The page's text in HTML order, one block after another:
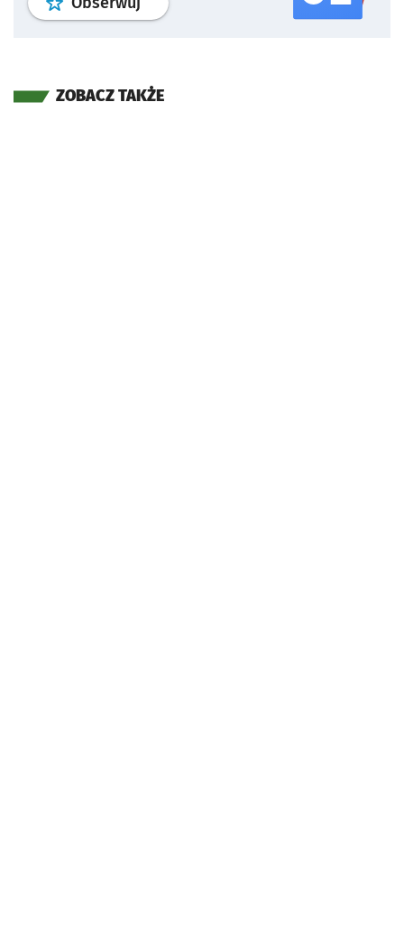
ZOBACZ TAKŻE